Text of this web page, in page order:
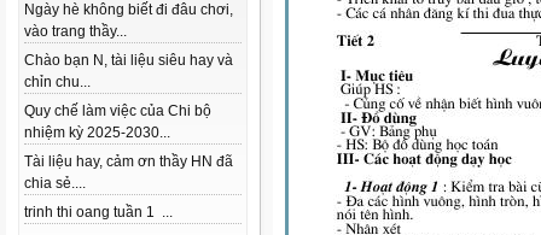
Ngày hè không biết đi đâu chơi,
vào trang thầy...
Chào bạn N, tài liệu siêu hay và
chỉn chu...
Quy chế làm việc của Chi bộ
nhiệm kỳ 2025-2030...
Tài liệu hay, cảm ơn thầy HN đã
chia sẻ....
trinh thi oang tuần 1 ...